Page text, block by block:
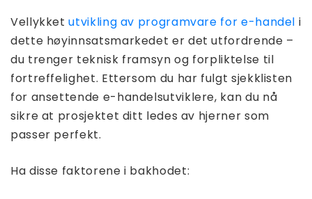
Vellykketutvikling av programvare for e-handel i
dette høyinnsatsmarkedet er det utfordrende –
du trenger teknisk framsyn og forpliktelse til
fortreffelighet. Ettersom du har fulgt sjekklisten
for ansettende e-handelsutviklere, kan du nå
sikre at prosjektet ditt ledes av hjerner som
passer perfekt.
Ha disse faktorene i bakhodet: